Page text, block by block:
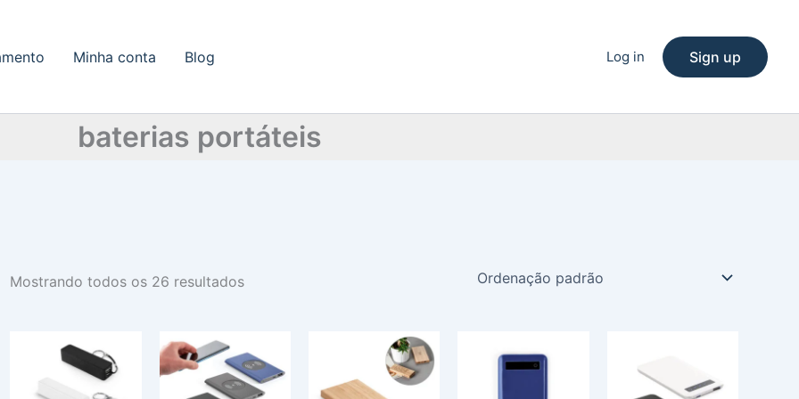
Minha conta Blog Log in Sign up
baterias portáteis
Mostrando todos os 26 resultados